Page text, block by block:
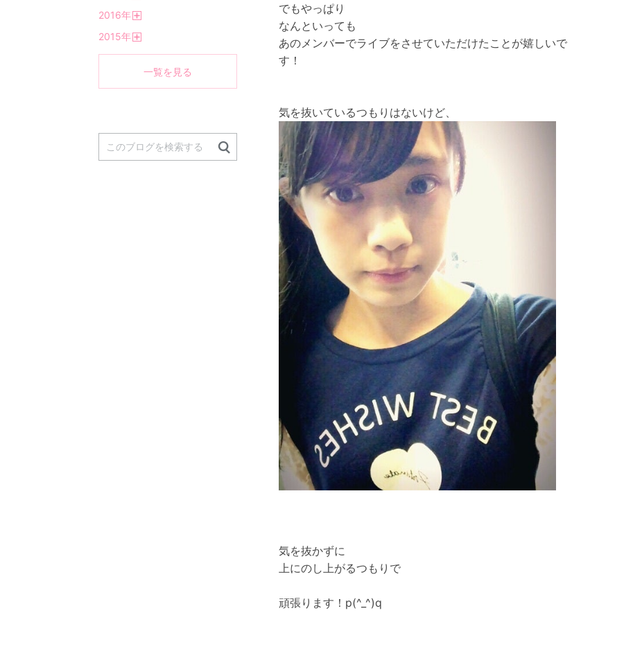
でもやっぱり
なんといっても
あのメンバーでライブをさせていただけたことが嬉しいで
す！
気を抜いているつもりはないけど、
気を抜かずに
上にのし上がるつもりで
頑張ります！p(^_^)q
2016年
2015年
一覧を見る